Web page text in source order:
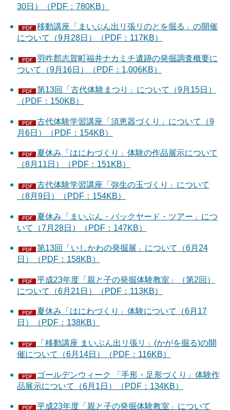
30日）（PDF：780KB）
移動講座「まいぶん出リ張リのとを掘る」の開催
について（9月28日）（PDF：117KB）
羽咋郡志賀町福井ナカミチ遺跡の発掘調査概要に
ついて（9月16日）（PDF：1,006KB）
第13回「古代体験まつり」について（9月15日）
（PDF：150KB）
古代体験学習講座「須恵器づくり」について（9
月6日）（PDF：154KB）
夏休み「はにわづくり」体験の作品展示について
（8月11日）（PDF：151KB）
古代体験学習講座「弥生の玉づくり」について
（8月9日）（PDF：154KB）
夏休み「まいぶん・バックヤード・ツアー」につ
いて（7月28日）（PDF：147KB）
第13回「いしかわの発掘展」について（6月24
日）（PDF：158KB）
平成23年度「親と子の発掘体験教室」（第2回）
について（6月21日）（PDF：113KB）
夏休み「はにわづくり」体験について（6月17
日）（PDF：138KB）
「移動講座 まいぶん出リ張リ」(かがを掘る)の開
催について（6月14日）（PDF：116KB）
ゴールデンウィーク 「手形・足形づくり」体験作
品展示について（6月1日）（PDF：134KB）
平成23年度「親と子の発掘体験教室」について